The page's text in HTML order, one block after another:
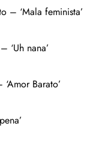
– ‘Mala feminista’
‘Uh nana’
Barato’